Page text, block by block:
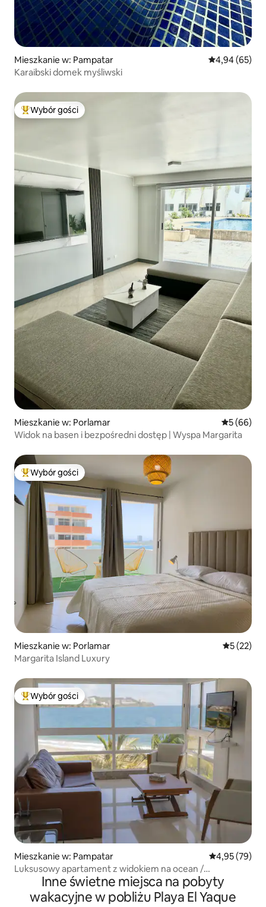
Mieszkanie w: Pampatar Średnia
4,94 (65)
Karaibski domek myśliwski
Najpopularniejsze z kategorii Wybór gości
Wybór gości
Mieszkanie w: Porlamar Średnia
5 (66)
Widok na basen i bezpośredni dostęp | Wyspa Margarita
Najpopularniejsze z kategorii Wybór gości
Wybór gości
Mieszkanie w: Porlamar Średnia
5 (22)
Margarita Island Luxury
Najpopularniejsze z kategorii Wybór gości
Wybór gości
Mieszkanie w: Pampatar Średnia
4,95 (79)
Luksusowy apartament z widokiem na ocean /
klimatyzacja / Wi-Fi
Inne świetne miejsca na pobyty
wakacyjne w pobliżu Playa El Yaque